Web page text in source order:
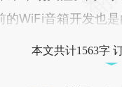
WiFi音箱开发也是
本文共计1563字